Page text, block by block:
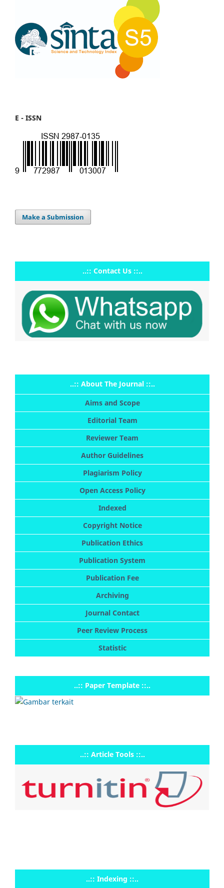
E - ISSN
Make a Submission
..:: Contact Us ::..
..:: About The Journal ::..
Aims and Scope
Editorial Team
Reviewer Team
Author Guidelines
Plagiarism Policy
Open Access Policy
Indexed
Copyright Notice
Publication Ethics
Publication System
Publication Fee
Archiving
Journal Contact
Peer Review Process
Statistic
..:: Paper Template ::..
..:: Article Tools ::..
..:: Indexing ::..